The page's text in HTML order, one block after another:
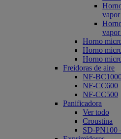
Horno
Horno
Horno
Freidoras de aire
NF-
NF-CC600
NF-CC500
Panificadora
Ver todo
Croustina
SD-PN100